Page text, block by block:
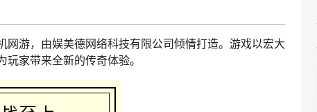
网游，由娱美德网络科技有限公司倾情打造。游戏以宏大
家带来全新的传奇体验。